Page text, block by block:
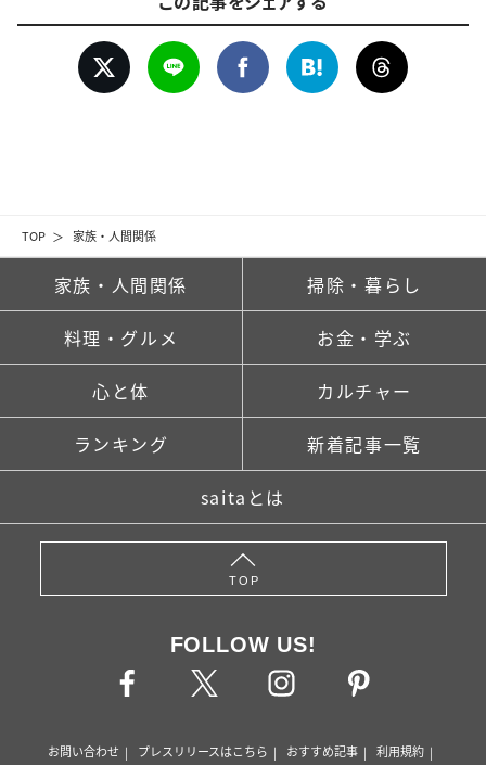
TOP 家族・人間関係
家族・人間関係 掃除・暮らし
料理・グルメ お金・学ぶ
心と体 カルチャー
ランキング 新着記事一覧
saitaとは
TOP
FOLLOW US!
お問い合わせ プレスリリースはこちら おすすめ記事 利用規約